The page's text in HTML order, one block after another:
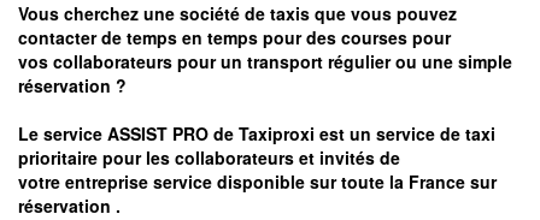
Vous cherchez une société de taxis que vous pouvez
contacter de temps en temps pour des courses pour
vos collaborateurs pour un transport régulierou une simple
réservation ?
Le service ASSIST PRO de Taxiproxi est un service de taxi
prioritaire pour les collaborateurs et invités de
votre entreprise service disponible sur toute la France sur
réservation .